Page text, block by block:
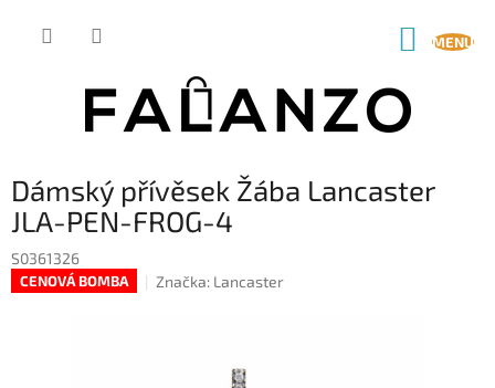
Dámský přívěsek Žába Lancaster
JLA-PEN-FROG-4
S0361326
CENOVÁ BOMBA Značka: Lancaster